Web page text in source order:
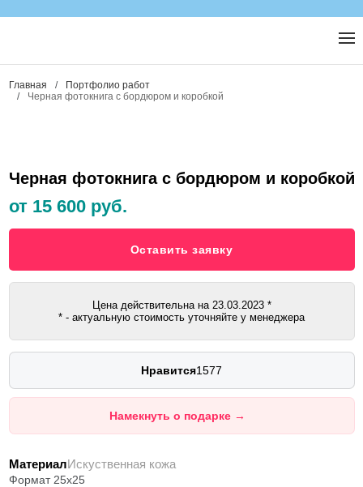
Главная /
Портфолио работ
/
Черная фотокнига с бордюром и коробкой
Черная фотокнига с бордюром и коробкой
от 15 600 руб.
Оставить заявку
Цена действительна на 23.03.2023*
* - актуальную стоимость уточняйте у менеджера
Нравится1577
Намекнуть о подарке →
МатериалИскуственная кожа
Формат 25x25